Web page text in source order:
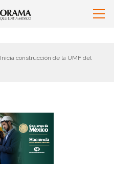
Inicia construcción de la UMF del